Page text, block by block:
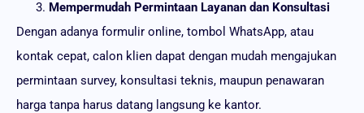
Mempermudah Permintaan Layanan dan Konsultasi
Dengan adanya formulir online, tombol WhatsApp, atau
kontak cepat, calon klien dapat dengan mudah mengajukan
permintaan survey, konsultasi teknis, maupun penawaran
harga tanpa harus datang langsung ke kantor.